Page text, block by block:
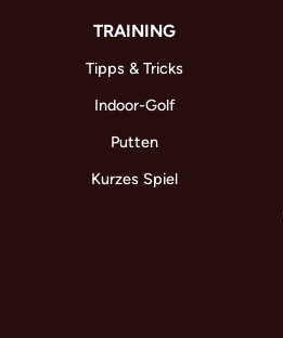
TRAINING
Tipps & Tricks
Indoor-Golf
Putten
Kurzes Spiel